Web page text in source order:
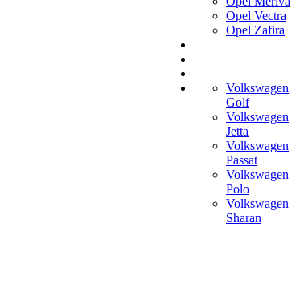
Opel Vectra
Opel Zafira
Volkswagen
Golf
Volkswagen
Jetta
Volkswagen
Passat
Volkswagen
Polo
Volkswagen
Sharan